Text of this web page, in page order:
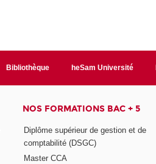
Bibliothèque heSam Université
NOS FORMATIONS BAC + 5
Diplôme supérieur de gestion et de
comptabilité (DSGC)
Master CCA